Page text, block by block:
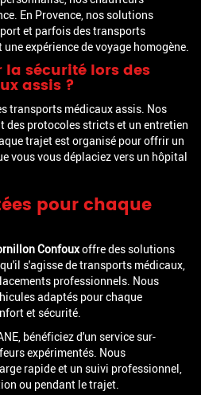
En Provence, nos solutions
et parfois des transports
expérience de voyage homogène.
sécurité lors des
assis ?
transports médicaux assis. Nos
protocoles stricts et un entretien
trajet est organisé pour offrir un
vous vous déplaciez vers un hôpital
pour chaque
Confouxoffre des solutions
s'agisse de transports médicaux,
professionnels. Nous
adaptés pour chaque
et sécurité.
bénéficiez d'un service sur-
expérimentés. Nous
rapide et un suivi professionnel,
ou pendant le trajet.